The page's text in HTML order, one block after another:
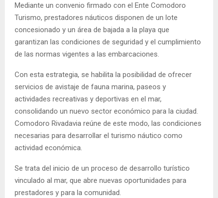
Mediante un convenio firmado con el Ente Comodoro
Turismo, prestadores náuticos disponen de un lote
concesionado y un área de bajada a la playa que
garantizan las condiciones de seguridad y el cumplimiento
de las normas vigentes a las embarcaciones.
Con esta estrategia, se habilita la posibilidad de ofrecer
servicios de avistaje de fauna marina, paseos y
actividades recreativas y deportivas en el mar,
consolidando un nuevo sector económico para la ciudad.
Comodoro Rivadavia reúne de este modo, las condiciones
necesarias para desarrollar el turismo náutico como
actividad económica.
Se trata del inicio de un proceso de desarrollo turístico
vinculado al mar, que abre nuevas oportunidades para
prestadores y para la comunidad.